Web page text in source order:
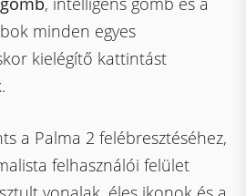
minden egyes
kielégítő kattintást
a Palma 2 felébresztéséhez,
felhasználói felület